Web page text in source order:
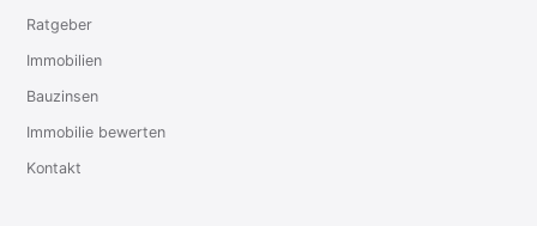
Ratgeber
Immobilien
Bauzinsen
Immobilie bewerten
Kontakt